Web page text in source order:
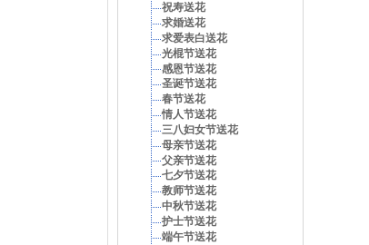
祝寿送花
求婚送花
求爱表白送花
光棍节送花
感恩节送花
圣诞节送花
春节送花
情人节送花
三八妇女节送花
母亲节送花
父亲节送花
七夕节送花
教师节送花
中秋节送花
护士节送花
端午节送花